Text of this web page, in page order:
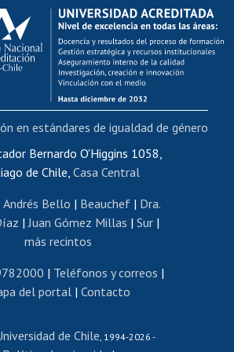
Calificación académica
Postulación al AUCAI
Funcionarias/os
internos de capacitación
Bienestar del personal
de movilidad interna
Certificado de renta
de renta honorarios
Editar páginas blancas
Extranjeras/os
y reconocimiento de títulos
al Programa de Movilidad Estudiantil
Cursos de español
Bernardo O'Higgins 1058,
de Chile, Casa Central
Andrés Bello | Beauchef| Dra.
| Juan Gómez Millas | Sur |
más recintos
| Teléfonos y correos |
del portal| Contacto
de Chile , 1994-2026 -
en estándares de igualdad de género